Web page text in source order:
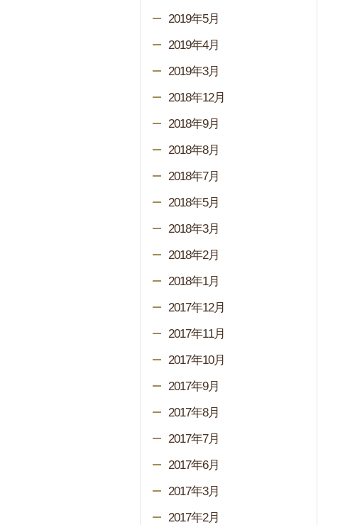
2019年5月
2019年4月
2019年3月
2018年12月
2018年9月
2018年8月
2018年7月
2018年5月
2018年3月
2018年2月
2018年1月
2017年12月
2017年11月
2017年10月
2017年9月
2017年8月
2017年7月
2017年6月
2017年3月
2017年2月